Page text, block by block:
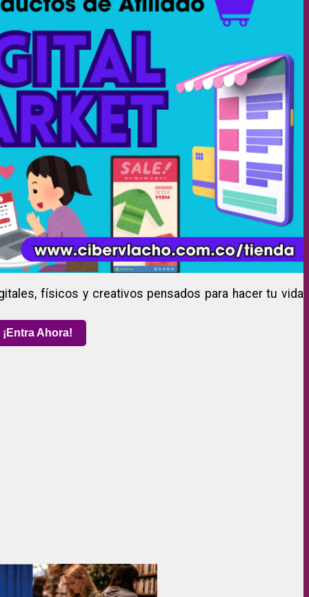
físicos y creativos pensados para hacer tu vida
¡Entra Ahora!